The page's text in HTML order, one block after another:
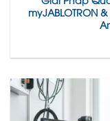
myJABLOTRON